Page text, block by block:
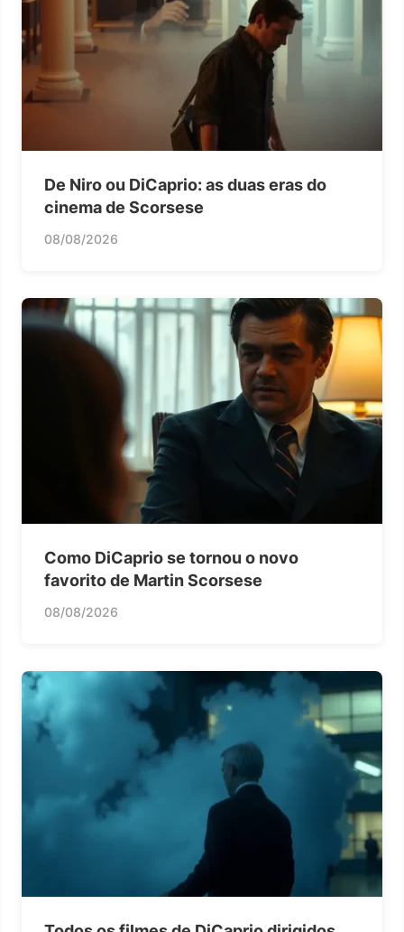
De Niro ou DiCaprio: as duas eras do
cinema de Scorsese
08/08/2026
Como DiCaprio se tornou o novo
favorito de Martin Scorsese
08/08/2026